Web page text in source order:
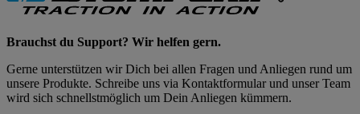
Brauchst du Support? Wir helfen gern.
Gerne unterstützen wir Dich bei allen Fragen und Anliegen rund um
unsere Produkte. Schreibe uns via Kontaktformular und unser Team
wird sich schnellstmöglich um Dein Anliegen kümmern.